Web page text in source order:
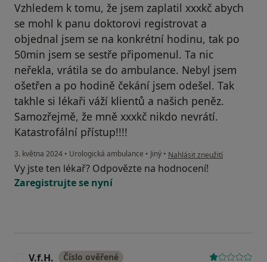
Vzhledem k tomu, že jsem zaplatil xxxkč abych
se mohl k panu doktorovi registrovat a
objednal jsem se na konkrétní hodinu, tak po
50min jsem se sestře připomenul. Ta nic
neřekla, vrátila se do ambulance. Nebyl jsem
ošetřen a po hodině čekání jsem odešel. Tak
takhle si lékaři váží klientů a našich peněz.
Samozřejmě, že mně xxxkč nikdo nevrátí.
Katastrofální přístup!!!!
3. května 2024 • Urologická ambulance • Jiný • podle názoru uživatele L.S
Nahlásit zneužití
Vy jste ten lékař? Odpovězte na hodnocení!
Zaregistrujte se nyní
V.f.H. Číslo ověřené